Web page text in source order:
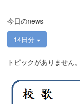
今日のnews
14日分
トピックがありません。